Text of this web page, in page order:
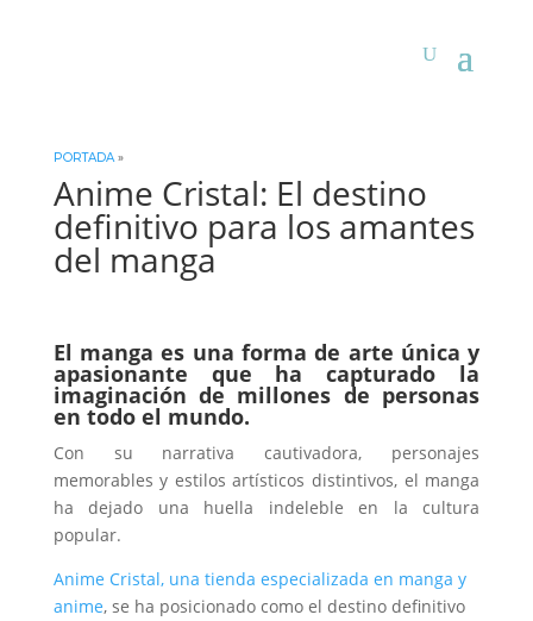
PORTADA»
Anime Cristal: El destino
definitivo para los amantes
del manga
El manga es una forma de arte única y
apasionante que ha capturado la
imaginación de millones de personas
en todo el mundo.
Con su narrativa cautivadora, personajes
memorables y estilos artísticos distintivos, el manga
ha dejado una huella indeleble en la cultura
popular.
Anime Cristal, una tienda especializada en manga y
anime, se ha posicionado como el destino definitivo